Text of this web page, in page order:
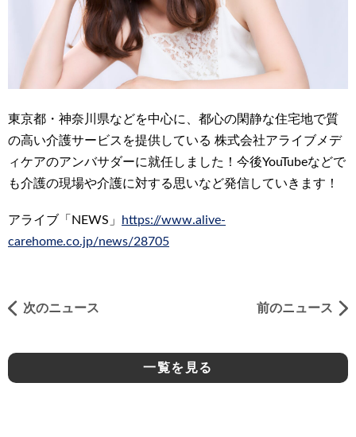
東京都・神奈川県などを中心に、都心の閑静な住宅地で質
の高い介護サービスを提供している 株式会社アライブメデ
ィケアのアンバサダーに就任しました！今後YouTubeなどで
も介護の現場や介護に対する思いなど発信していきます！
アライブ「NEWS」
https://www.alive-
carehome.co.jp/news/28705
次のニュース
一覧を見る
前のニュース